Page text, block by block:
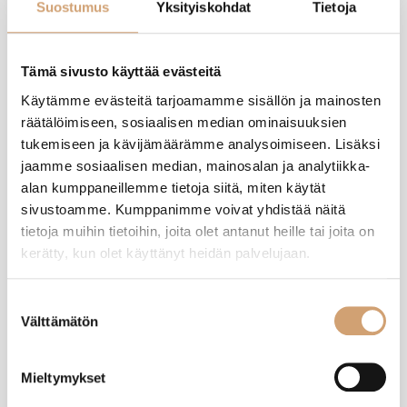
Suostumus Yksityiskohdat Tietoja
Tämä sivusto käyttää evästeitä
Käytämme evästeitä tarjoamamme sisällön ja mainosten
räätälöimiseen, sosiaalisen median ominaisuuksien
tukemiseen ja kävijämäärämme analysoimiseen. Lisäksi
jaamme sosiaalisen median, mainosalan ja analytiikka-
alan kumppaneillemme tietoja siitä, miten käytät
sivustoamme. Kumppanimme voivat yhdistää näitä
tietoja muihin tietoihin, joita olet antanut heille tai joita on
kerätty, kun olet käyttänyt heidän palvelujaan.
valinta
Välttämätön
Mieltymykset
oNNEKSI entisenten teriä voi käyttää tässä uudessä.
NG
Nitta Gillberg
Nöykkiö, FI
Ibili raastinmylly 5 terällä
10 kuukautta sitten